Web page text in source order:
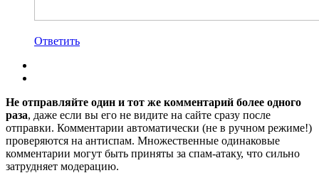
Ответить
Не отправляйте один и тот же комментарий более одного
раза, даже если вы его не видите на сайте сразу после
отправки. Комментарии автоматически (не в ручном режиме!)
проверяются на антиспам. Множественные одинаковые
комментарии могут быть приняты за спам-атаку, что сильно
затрудняет модерацию.